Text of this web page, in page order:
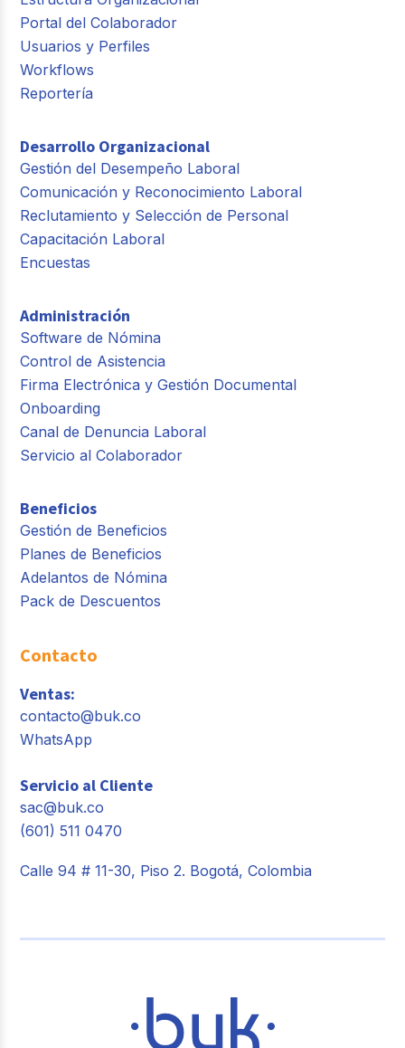
Portal del Colaborador
Usuarios y Perfiles
Workflows
Reportería
Desarrollo Organizacional
Gestión del Desempeño Laboral
Comunicación y Reconocimiento Laboral
Reclutamiento y Selección de Personal
Capacitación Laboral
Encuestas
Administración
Software de Nómina
Control de Asistencia
Firma Electrónica y Gestión Documental
Onboarding
Canal de Denuncia Laboral
Servicio al Colaborador
Beneficios
Gestión de Beneficios
Planes de Beneficios
Adelantos de Nómina
Pack de Descuentos
Contacto
Ventas:
contacto@buk.co
WhatsApp
Servicio al Cliente
sac@buk.co
(601) 511 0470
Calle 94 # 11-30, Piso 2. Bogotá, Colombia